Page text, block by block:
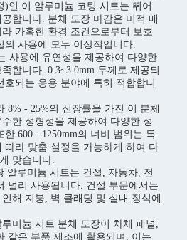
)인 이 알루미늄 코팅 시트는 뛰어
합니다. 분체 도장 마감은 미적 매
가혹한 환경 조건으로부터 보호
외 사용에 모두 이상적입니다.
사용에 유연성을 제공하여 다양한
합니다. 0.3~3.0mm 두께로 제공되
되는 응용 분야에 특히 적합합니
8% - 25%의 신장률을 가진 이 분체
한 성형성을 제공하여 다양한 성
600 - 1250mm의 너비 범위는 특
따라 맞춤 설정을 가능하게 하여 다
맞습니다.
알루미늄 시트는 건설, 자동차, 전
널리 사용됩니다. 건설 부문에서는
해 지붕, 벽 클래딩 및 실내 장식에
미늄 시트 분체 도장이 차체 패널,
같은 부품 제조에 활용되며, 이는